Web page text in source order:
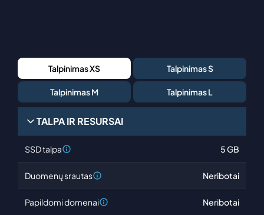
Talpinimas XS Talpinimas S
Talpinimas M Talpinimas L
TALPA IR RESURSAI
SSD talpa 5 GB
Duomenų srautas Neribotai
Papildomi domenai Neribotai